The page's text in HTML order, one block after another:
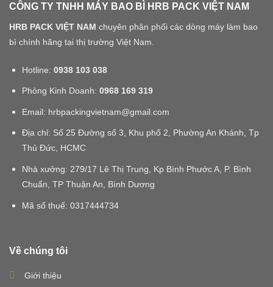
CÔNG TY TNHH MÁY BAO BÌ HRB PACK VIỆT NAM
HRB PACK VIỆT NAM chuyên phân phối các dòng máy làm bao
bì chính hãng tại thị trường Việt Nam.
Hotline: 0938 103 038
Phòng Kinh Doanh: 0968 169 319
Email: hrbpackingvietnam@gmail.com
Địa chỉ: Số 25 Đường số 3, Khu phố 2, Phường An Khánh, Tp
Thủ Đức, HCMC
Nhà xưởng: 279/17 Lê Thị Trung, Kp Bình Phước A, P. Bình
Chuẩn, TP Thuận An, Bình Dương
Mã số thuế: 0317444734
Về chúng tôi
Giới thiệu